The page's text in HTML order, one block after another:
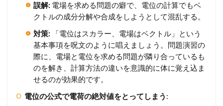
誤解: 電場を求める問題の癖で、電位の計算でもベ
クトルの成分分解や合成をしようとして混乱する。
対策: 「電位はスカラー、電場はベクトル」という
基本事項を呪文のように唱えましょう。問題演習の
際に、電場と電位を求める問題が隣り合っているも
のを解き、計算方法の違いを意識的に体に覚え込ま
せるのが効果的です。
電位の公式で電荷の絶対値をとってしまう :